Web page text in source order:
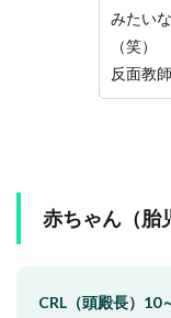
みたい
（笑）
反面教
赤ちゃん（胎
CRL（頭殿長）10